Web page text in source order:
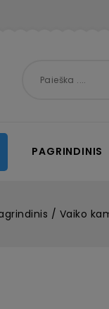
PAGRINDINIS
Vaiko